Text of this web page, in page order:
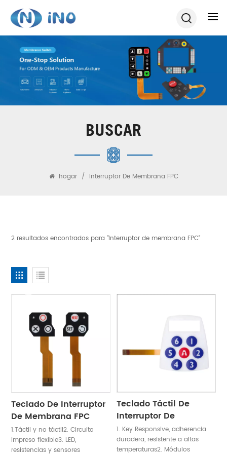
BUSCAR
hogar / Interruptor De Membrana FPC
2 resultados encontrados para "Interruptor de membrana FPC"
Teclado De Interruptor
De Membrana FPC
Con Botón En Relieve
1.Táctil y no táctil2. Circuito
impreso flexible3. LED,
resistencias y sensores
Teclado Táctil De
Interruptor De
Membrana FPC
1. Key Responsive, adherencia
duradera, resistente a altas
temperaturas2. Módulos